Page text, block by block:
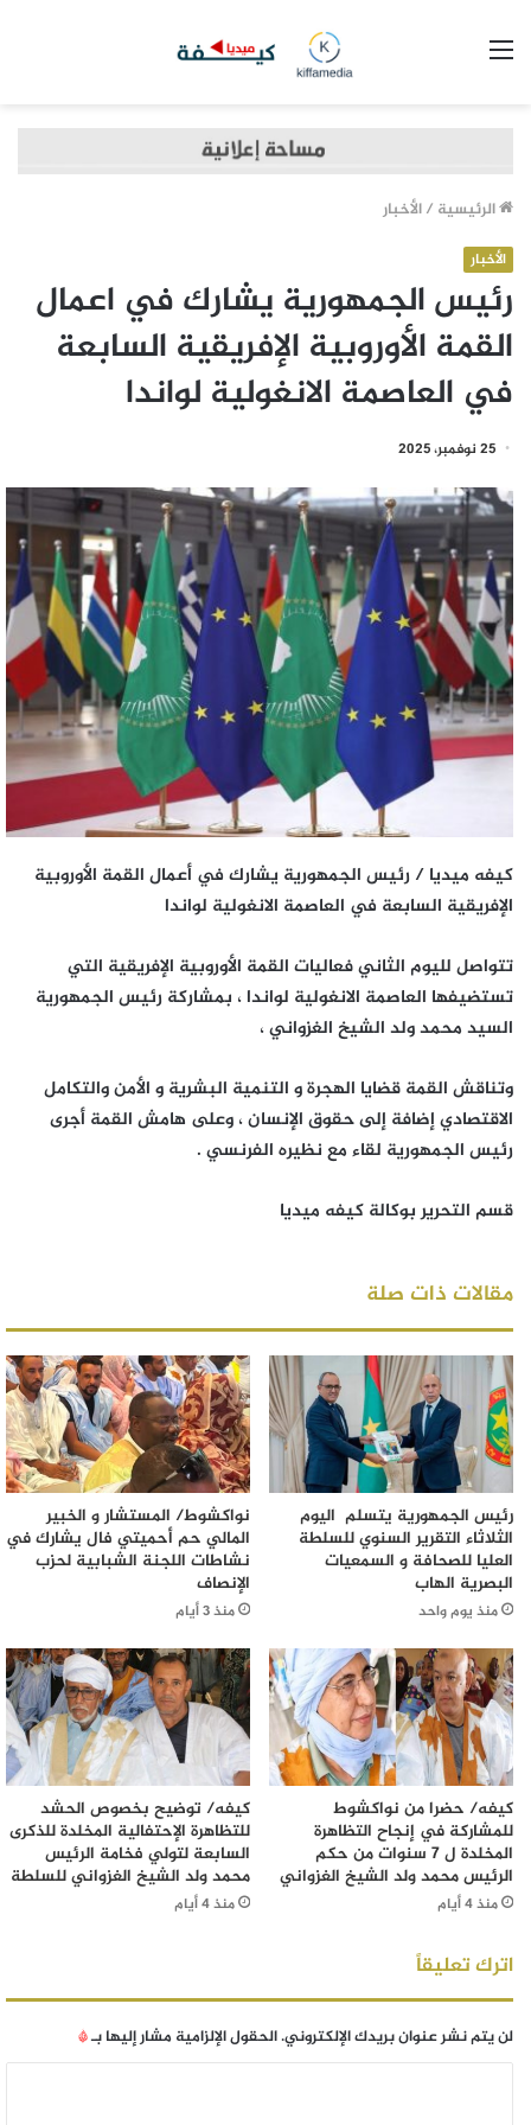
الرئيسية /الأخبار
الأخبار
رئيس الجمهورية يشارك في اعمال
القمة الأوروبية الإفريقية السابعة
في العاصمة الانغولية لواندا
25 نوفمبر، 2025
كيفه ميديا / رئيس الجمهورية يشارك في أعمال القمة الأوروبية
الإفريقية السابعة في العاصمة الانغولية لواندا
تتواصل لليوم الثاني فعاليات القمة الأوروبية الإفريقية التي
تستضيفها العاصمة الانغولية لواندا ، بمشاركة رئيس الجمهورية
السيد محمد ولد الشيخ الغزواني ،
وتناقش القمة قضايا الهجرة و التنمية البشرية و الأمن والتكامل
الاقتصادي إضافة إلى حقوق الإنسان ، وعلى هامش القمة أجرى
رئيس الجمهورية لقاء مع نظيره الفرنسي .
قسم التحرير بوكالة كيفه ميديا
مقالات ذات صلة
رئيس الجمهورية يتسلم اليوم
الثلاثاء التقرير السنوي للسلطة
العليا للصحافة و السمعيات
البصرية الهاب
منذ يوم واحد
نواكشوط/ المستشار و الخبير
المالي حم أحميتي فال يشارك في
نشاطات اللجنة الشبابية لحزب
الإنصاف
منذ 3 أيام
كيفه/ حضرا من نواكشوط
للمشاركة في إنجاح التظاهرة
المخلدة ل 7 سنوات من حكم
الرئيس محمد ولد الشيخ الغزواني
منذ 4 أيام
كيفه/ توضيح بخصوص الحشد
للتظاهرة الإحتفالية المخلدة للذكرى
السابعة لتولي فخامة الرئيس
محمد ولد الشيخ الغزواني للسلطة
منذ 4 أيام
اترك تعليقاً
لن يتم نشر عنوان بريدك الإلكتروني.الحقول الإلزامية مشار إليها بـ*